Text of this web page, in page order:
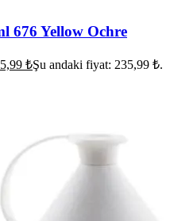
676 Yellow Ochre
₺Şu andaki fiyat: 235,99 ₺.